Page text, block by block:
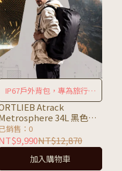
IP67戶外背包，專為旅行設
計
Atrack
34L 黑色壓
防水背包
銷售：0
NT$12,870
加入購物車